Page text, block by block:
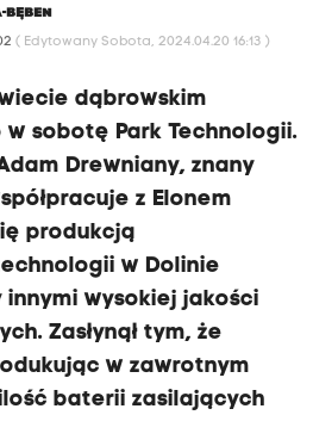
( Edytowany Sobota, 2024.04.20 16:13 )
dąbrowskim
sobotę Park Technologii.
Drewniany, znany
z Elonem
produkcją
w Dolinie
innymi wysokiej jakości
Zasłynął tym, że
w zawrotnym
baterii zasilających